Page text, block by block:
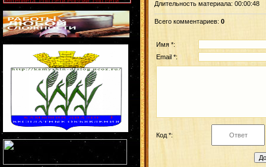
Длительность материала: 00:00:48
Всего комментариев: 0
Имя *:
Email *:
Код *: